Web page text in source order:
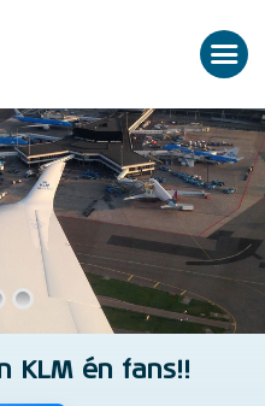
KLM én fans!!